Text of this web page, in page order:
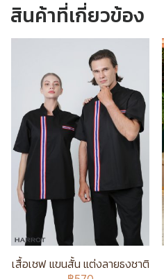
สินค้าที่เกี่ยวข้อง
เสื้อเชฟ แขนสั้น แต่งลายธงชาติ